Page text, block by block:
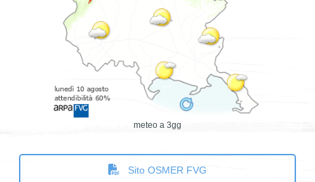
meteo a 3gg
Sito OSMER FVG